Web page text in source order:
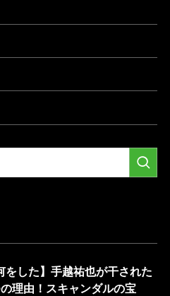
をした】手越祐也が干された
理由！スキャンダルの宝